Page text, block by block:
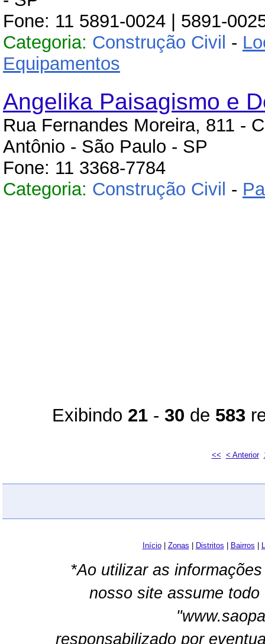
Fone: 11 5891-0024 | 5891-
Categoria: Construção Civil -
Equipamentos
Angelika Paisagismo e
Rua Fernandes Moreira, 811 -
Antônio - São Paulo - SP
Fone: 11 3368-7784
Categoria: Construção Civil -
Exibindo 21 - 30 de 583
<< < Anterior
Início| Zonas Distritos Bairros
*Ao utilizar as
nosso site assume
responsabilizado por